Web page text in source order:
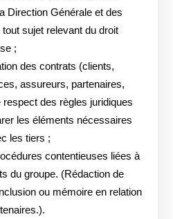
Direction Générale et des
sujet relevant du droit
;
des contrats (clients,
assureurs, partenaires,
des règles juridiques
les éléments nécessaires
les tiers ;
contentieuses liées à
du groupe. (Rédaction de
ou mémoire en relation